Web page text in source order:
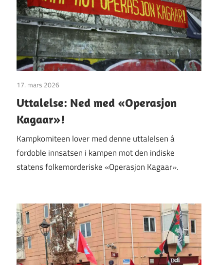
17. mars 2026
Uttalelse: Ned med «Operasjon
Kagaar»!
Kampkomiteen lover med denne uttalelsen å
fordoble innsatsen i kampen mot den indiske
statens folkemorderiske «Operasjon Kagaar».